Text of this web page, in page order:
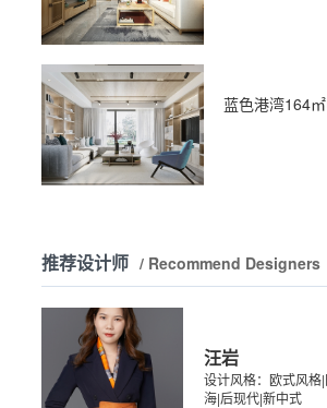
蓝色港湾164
推荐设计师 / Recommend Designers
汪岩
设计风格：欧式风格
海|后现代|新中式